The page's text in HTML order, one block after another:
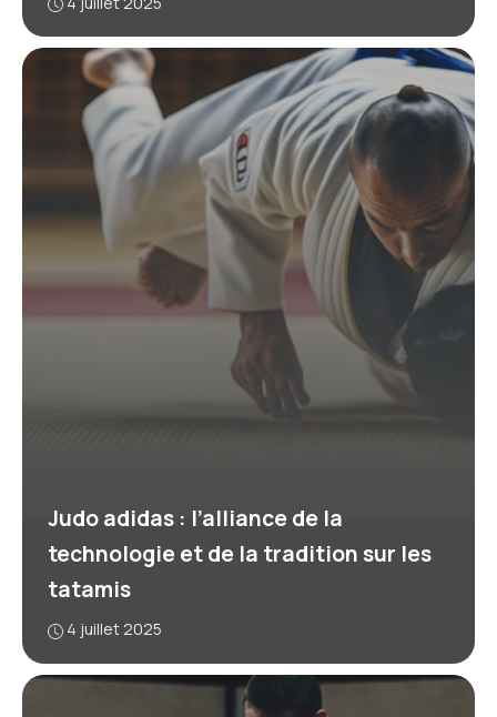
Judo adidas : l’alliance de la
technologie et de la tradition sur les
tatamis
4 juillet 2025